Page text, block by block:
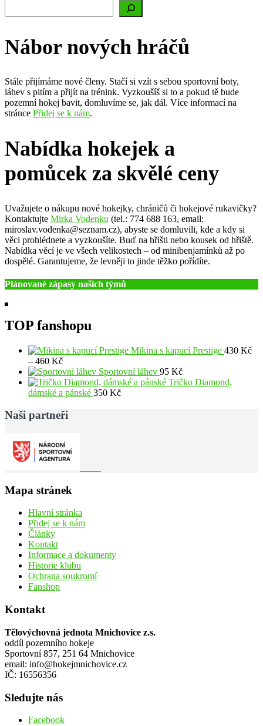
Nábor nových hráčů
Stále přijímáme nové členy. Stačí si vzít s sebou sportovní boty,
láhev s pitím a přijít na trénink. Vyzkoušíš si to a pokud tě bude
pozemní hokej bavit, domluvíme se, jak dál. Více informací na
stránce Přidej se k nám.
Nabídka hokejek a
pomůcek za skvělé ceny
Uvažujete o nákupu nové hokejky, chráničů či hokejové rukavičky?
Kontaktujte Mirka Vodenku (tel.: 774 688 163, email:
miroslav.vodenka@seznam.cz), abyste se domluvili, kde a kdy si
věci prohlédnete a vyzkoušíte. Buď na hřišti nebo kousek od hřiště.
Nabídka věcí je ve všech velikostech – od minibenjamínků až po
dospělé. Garantujeme, že levněji to jinde těžko pořídíte.
Plánované zápasy našich týmů
TOP fanshopu
Mikina s kapucí Prestige 430 Kč
– 460 KčRozpětí
cen:
430 Kč
až
Sportovní láhev 95 Kč
Tričko Diamond,
dámské a pánské 350 Kč
Naši partneři
Mapa stránek
Hlavní stránka
Přidej se k nám
Články
Kontakt
Informace a dokumenty
Historie klubu
Ochrana soukromí
Fanshop
Kontakt
Tělovýchovná jednota Mnichovice z.s.
oddíl pozemního hokeje
Sportovní 857, 251 64 Mnichovice
email: info@hokejmnichovice.cz
IČ: 16556356
Sledujte nás
Facebook